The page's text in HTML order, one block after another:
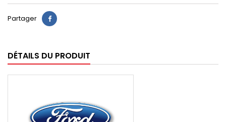
Partager
DÉTAILS DU PRODUIT